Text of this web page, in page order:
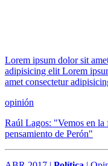
Lorem ipsum dolor sit
adipisicing elit Lorem
amet consectetur
opinión
Raúl Lagos: "Vemos en la
pensamiento de Perón"